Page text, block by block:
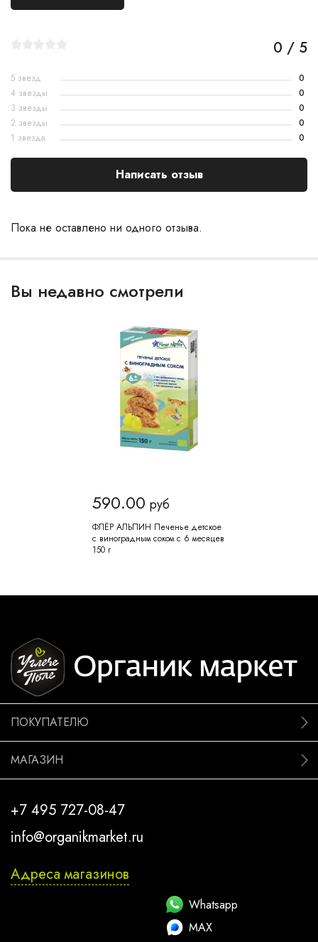
Пока не оставлено ни одного отзыва.
0 / 5
5 звезд
0
4 звезды
0
3 звезды
0
2 звезды
0
1 звезда
0
Написать отзыв
Вы недавно смотрели
590.00 руб
ФЛЁР АЛЬПИН Печенье детское
с виноградным соком с 6 месяцев
150 г
ПОКУПАТЕЛЮ
МАГАЗИН
+7 495 727-08-47
info@organikmarket.ru
Адреса магазинов
Whatsapp
MAX